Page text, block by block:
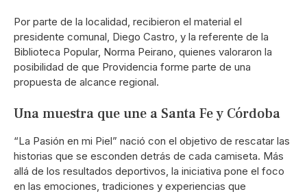
Por parte de la localidad, recibieron el material el
presidente comunal, Diego Castro, y la referente de la
Biblioteca Popular, Norma Peirano, quienes valoraron la
posibilidad de que Providencia forme parte de una
propuesta de alcance regional.
Una muestra que une a Santa Fe y Córdoba
“La Pasión en mi Piel” nació con el objetivo de rescatar las
historias que se esconden detrás de cada camiseta. Más
allá de los resultados deportivos, la iniciativa pone el foco
en las emociones, tradiciones y experiencias que